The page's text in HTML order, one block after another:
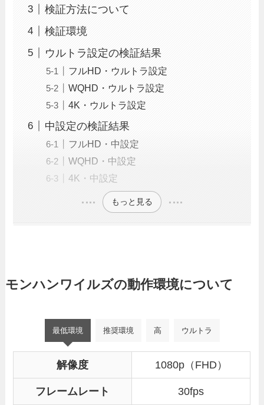
検証方法について
検証環境
ウルトラ設定の検証結果
フルHD・ウルトラ設定
WQHD・ウルトラ設定
4K・ウルトラ設定
中設定の検証結果
フルHD・中設定
WQHD・中設定
4K・中設定
もっと見る
モンハンワイルズの動作環境について
最低環境 推奨環境 高 ウルトラ
解像度 1080p（FHD）
フレームレート 30fps